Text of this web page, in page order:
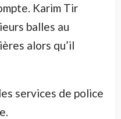
Karim Tir
balles au
alors qu’il
services de police